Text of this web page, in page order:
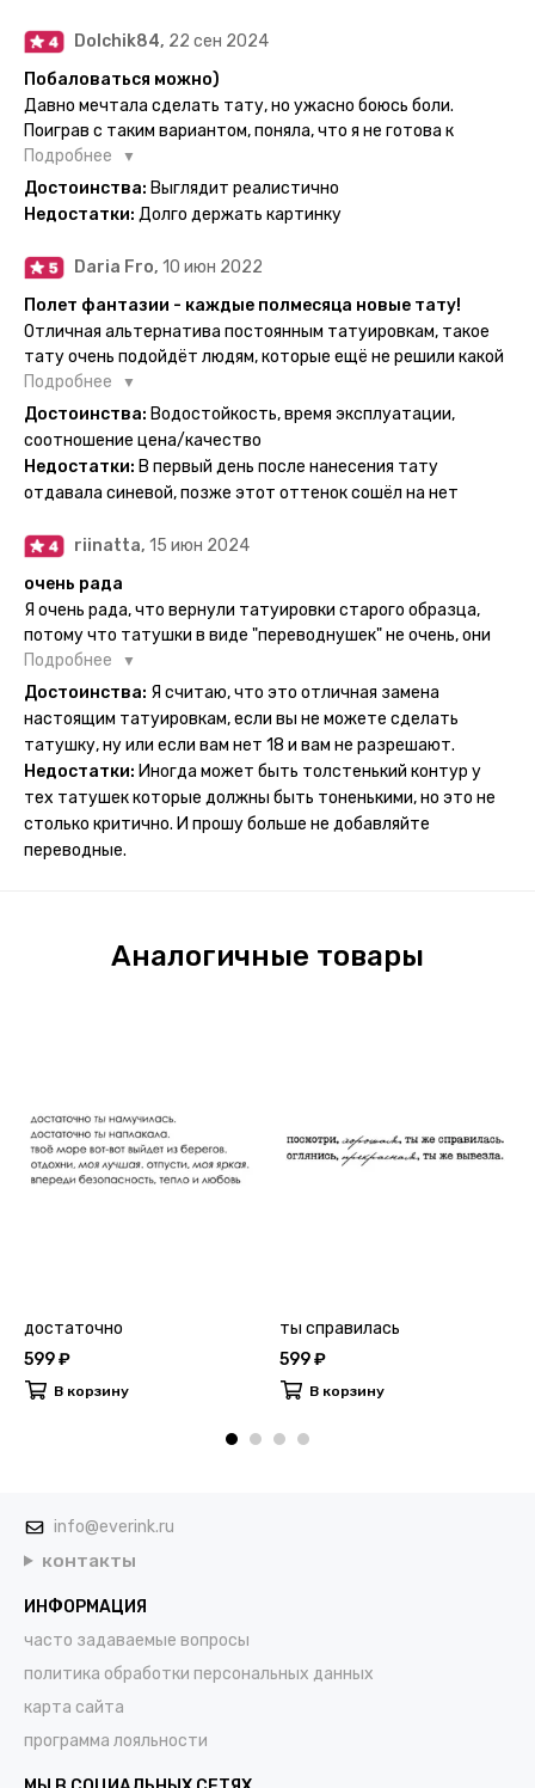
больше ничего и не нужно.
Dolchik84, 22 сен 2024
Побаловаться можно)
Давно мечтала сделать тату, но ужасно боюсь боли.
Поиграв с таким вариантом, поняла, что я не готова к
постоянной тату. Поэтому благодарю, что есть такая
возможность. Муж смог сделать тату в нескольких местах
одной картинкой).
Подробнее
Достоинства: Выглядит реалистично
Недостатки: Долго держать картинку
Daria Fro, 10 июн 2022
Полет фантазии - каждые полмесяца новые тату!
Отличная альтернатива постоянным татуировкам, такое
тату очень подойдёт людям, которые ещё не решили какой
эскиз им подойдёт на всю жизнь - продукт еверинк
держится на теле до 2 недель - после нанесения не нужно
бояться мочить такие тату, вода их так просто не смоет. К
рисункам прикладывается инструкция, но я предпочла
другой способ нанесения - оставила наклейку на теле на
ночь, чтобы точно перестраховаться - на утро эффект
сразу же проявился. На неподвижных частях тела тату
носится дольше, поэтому нужно обдуманно выбирать куда
её стоит наносить. Когда рисунок начнёт стираться -
водой спокойно можно убрать оставшийся контур.
Подробнее
Достоинства: Водостойкость, время эксплуатации,
соотношение цена/качество
Недостатки: В первый день после нанесения тату
отдавала синевой, позже этот оттенок сошёл на нет
riinatta, 15 июн 2024
очень рада
Я очень рада, что вернули татуировки старого образца,
потому что татушки в виде "переводнушек" не очень, они
просто не "усиживались", не те темнели, а после душа
вообще слазили, вот недавно сделала фризби дог и он
через сутки проявился и все ещё держится!! ну а 4 звезды
потому что у меня ещё очень много переводных
татуировок(
Подробнее
Достоинства: Я считаю, что это отличная замена
настоящим татуировкам, если вы не можете сделать
татушку, ну или если вам нет 18 и вам не разрешают.
Недостатки: Иногда может быть толстенький контур у
тех татушек которые должны быть тоненькими, но это не
столько критично. И прошу больше не добавляйте
переводные.
Аналогичные товары
достаточно
599 ₽
В корзину
ты справилась
599 ₽
В корзину
info@everink.ru
контакты
ИНФОРМАЦИЯ
часто задаваемые вопросы
политика обработки персональных данных
карта сайта
программа лояльности